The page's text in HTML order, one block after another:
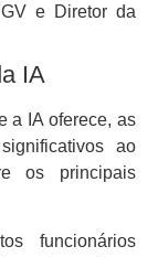
e Diretor da
IA
a IA oferece, as
ao
os principais
funcionários